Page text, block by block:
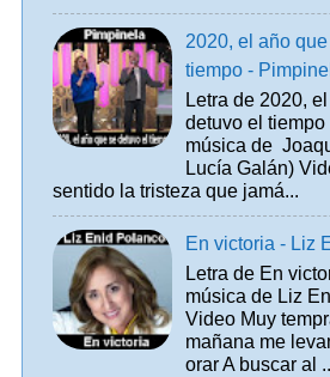
2020, el año
tiempo -
Letra de 2020,
detuvo el tiempo
música de
Lucía Galán)
sentido la tristeza que jamá...
En victoria - Liz
Letra de En
música de Liz
Video Muy
mañana me
orar A buscar al